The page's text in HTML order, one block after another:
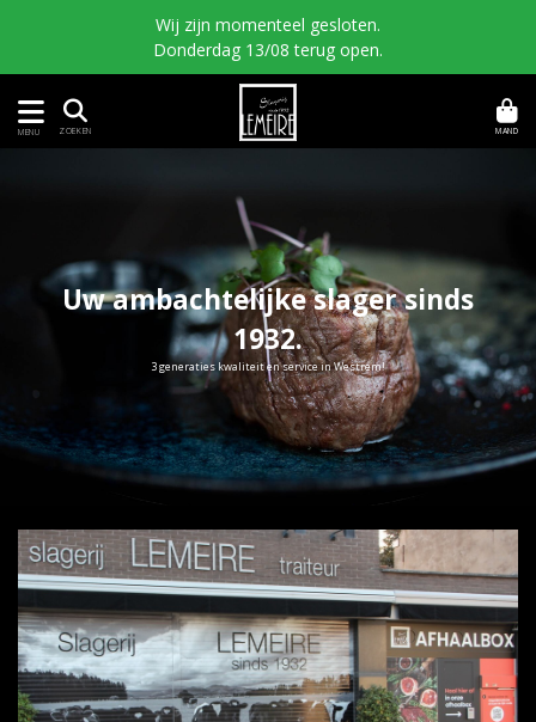
Wij zijn momenteel gesloten.
Donderdag 13/08 terug open.
MENU ZOEKEN MAND
Uw ambachtelijke slager sinds
1932.
3 generaties kwaliteit en service in Westrem!